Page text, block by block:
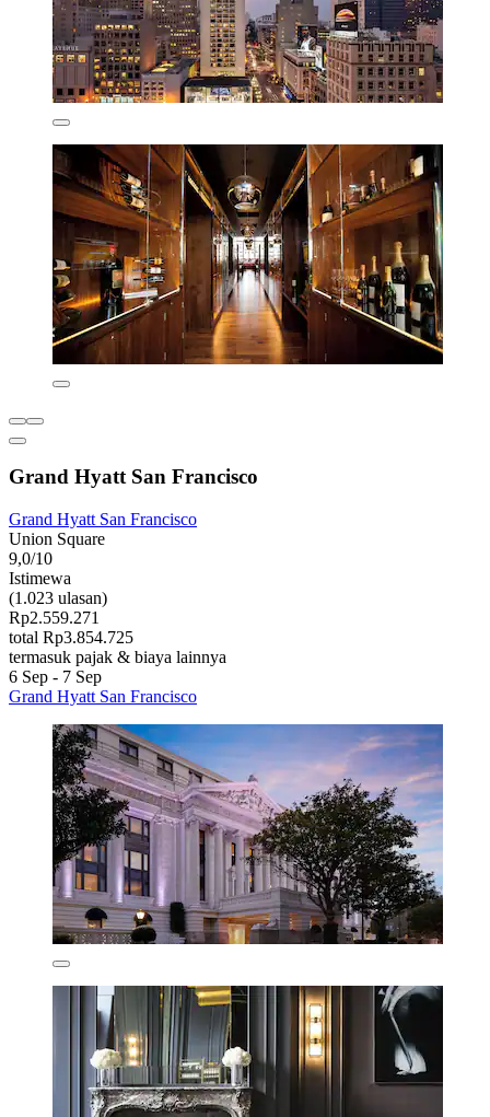
Grand Hyatt San Francisco
Grand Hyatt San Francisco
Union Square
9,0/10
Istimewa
(1.023 ulasan)
Rp2.559.271
total Rp3.854.725
termasuk pajak & biaya lainnya
6 Sep - 7 Sep
Grand Hyatt San Francisco